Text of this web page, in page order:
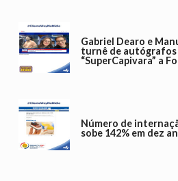
Gabriel Dearo e
turnê de autógrafos
“SuperCapivara” a
Número de
sobe 142% em dez